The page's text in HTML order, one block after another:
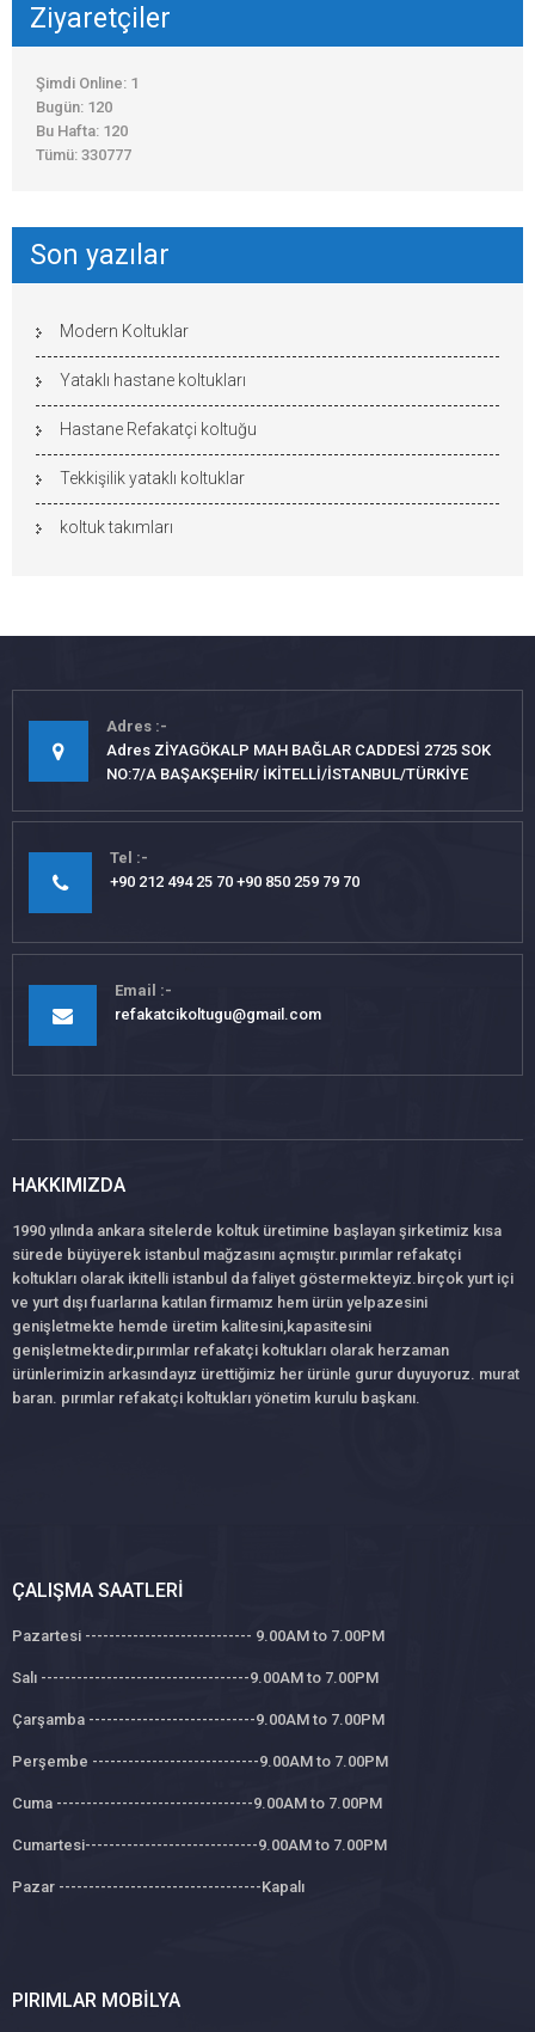
Ziyaretçiler
Şimdi Online: 1
Bugün: 120
Bu Hafta: 120
Tümü: 330777
Son yazılar
Modern Koltuklar
Yataklı hastane koltukları
Hastane Refakatçi koltuğu
Tekkişilik yataklı koltuklar
koltuk takımları
Adres
Adres ZİYAGÖKALP MAH BAĞLAR CADDESİ 2725 SOK
NO:7/A BAŞAKŞEHİR/ İKİTELLİ/İSTANBUL/TÜRKİYE
Tel
+90 212 494 25 70 +90 850 259 79 70
Email
refakatcikoltugu@gmail.com
HAKKIMIZDA
1990 yılında ankara sitelerde koltuk üretimine başlayan şirketimiz kısa
sürede büyüyerek istanbul mağzasını açmıştır.pırımlar refakatçi
koltukları olarak ikitelli istanbul da faliyet göstermekteyiz.birçok yurt içi
ve yurt dışı fuarlarına katılan firmamız hem ürün yelpazesini
genişletmekte hemde üretim kalitesini,kapasitesini
genişletmektedir,pırımlar refakatçi koltukları olarak herzaman
ürünlerimizin arkasındayız ürettiğimiz her ürünle gurur duyuyoruz. murat
baran. pırımlar refakatçi koltukları yönetim kurulu başkanı.
ÇALIŞMA SAATLERI
Pazartesi ---------------------------- 9.00AM to 7.00PM
Salı -----------------------------------9.00AM to 7.00PM
Çarşamba ----------------------------9.00AM to 7.00PM
Perşembe ----------------------------9.00AM to 7.00PM
Cuma ---------------------------------9.00AM to 7.00PM
Cumartesi-----------------------------9.00AM to 7.00PM
Pazar ----------------------------------Kapalı
PIRIMLAR MOBILYA